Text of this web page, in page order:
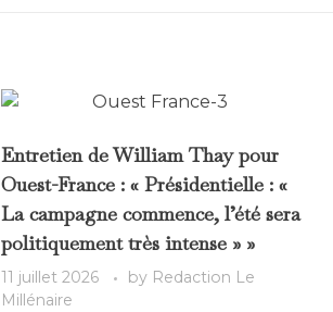
Entretien de William Thay pour
Ouest-France : « Présidentielle : «
La campagne commence, l’été sera
politiquement très intense » »
11 juillet 2026 by Redaction Le
Millénaire